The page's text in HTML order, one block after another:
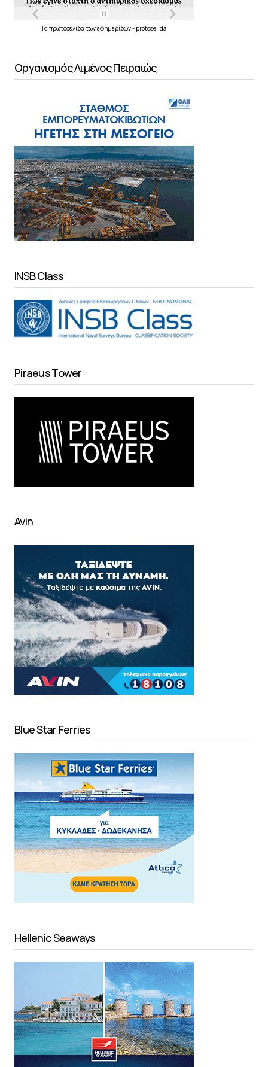
Τα πρωτοσέλιδα τωνεφημερίδων- protoselida
Οργανισμός Λιμένος Πειραιώς
INSB Class
Piraeus Tower
Avin
Blue Star Ferries
Hellenic Seaways